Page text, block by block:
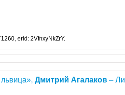
erid: 2VfnxyNkZrY.
Дмитрий Агалаков –